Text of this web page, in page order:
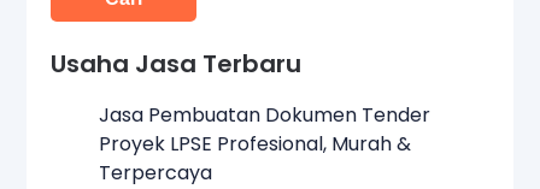
Usaha Jasa Terbaru
Jasa Pembuatan Dokumen Tender
Proyek LPSE Profesional, Murah &
Terpercaya